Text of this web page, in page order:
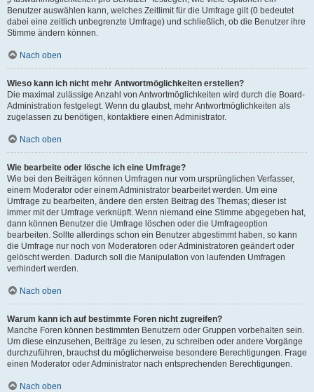
Benutzer auswählen kann, welches Zeitlimit für die Umfrage gilt (0 bedeutet
dabei eine zeitlich unbegrenzte Umfrage) und schließlich, ob die Benutzer ihre
Stimme ändern können.
Nach oben
Wieso kann ich nicht mehr Antwortmöglichkeiten erstellen?
Die maximal zulässige Anzahl von Antwortmöglichkeiten wird durch die Board-
Administration festgelegt. Wenn du glaubst, mehr Antwortmöglichkeiten als
zugelassen zu benötigen, kontaktiere einen Administrator.
Nach oben
Wie bearbeite oder lösche ich eine Umfrage?
Wie bei den Beiträgen können Umfragen nur vom ursprünglichen Verfasser,
einem Moderator oder einem Administrator bearbeitet werden. Um eine
Umfrage zu bearbeiten, ändere den ersten Beitrag des Themas; dieser ist
immer mit der Umfrage verknüpft. Wenn niemand eine Stimme abgegeben hat,
dann können Benutzer die Umfrage löschen oder die Umfrageoption
bearbeiten. Sollte allerdings schon ein Benutzer abgestimmt haben, so kann
die Umfrage nur noch von Moderatoren oder Administratoren geändert oder
gelöscht werden. Dadurch soll die Manipulation von laufenden Umfragen
verhindert werden.
Nach oben
Warum kann ich auf bestimmte Foren nicht zugreifen?
Manche Foren können bestimmten Benutzern oder Gruppen vorbehalten sein.
Um diese einzusehen, Beiträge zu lesen, zu schreiben oder andere Vorgänge
durchzuführen, brauchst du möglicherweise besondere Berechtigungen. Frage
einen Moderator oder Administrator nach entsprechenden Berechtigungen.
Nach oben